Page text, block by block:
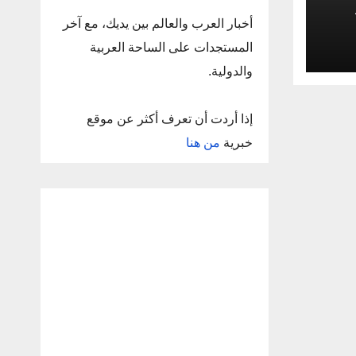
أخبار العرب والعالم بين يديك، مع آخر
المستجدات على الساحة العربية
والدولية.
إذا أردت أن تعرف أكثر عن موقع
خبرية من هنا